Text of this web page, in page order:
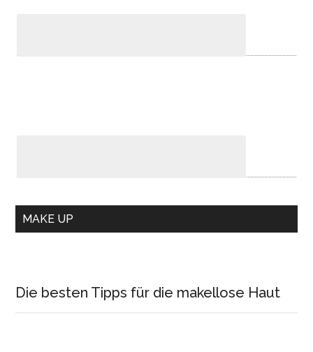
MAKE UP
Die besten Tipps für die makellose Haut